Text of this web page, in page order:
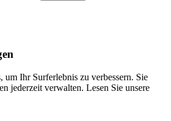
um Ihr Surferlebnis zu verbessern. Sie
jederzeit verwalten. Lesen Sie unsere